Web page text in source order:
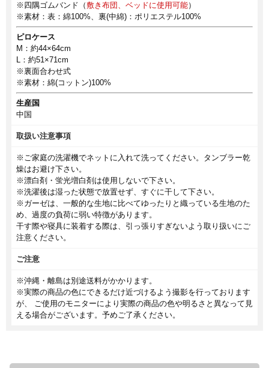
※四隅ゴムバンド（敷き布団、ベッドに使用可能）
※素材：表：綿100%、裏(中綿)：ポリエステル100%
ピロケース
M：約44×64cm
L：約51×71cm
※裏面合わせ式
※素材：綿(コットン)100%
生産国
中国
取扱い注意事項
※ご家庭の洗濯機でネットに入れて洗ってください。タンブラー乾
燥はお避け下さい。
※漂白剤・蛍光増白剤は使用しないで下さい。
※洗濯後は湿った状態で放置せず、すぐに干して下さい。
※ガーゼは、一般的な生地に比べてゆったりと織っている生地のた
め、過度の負荷に弱い特徴があります。
干す際や寝具に装着する際は、引っ張りすぎないよう取り扱いにご
注意ください。
ご注意
※沖縄・離島は別途送料がかかります。
※実際の商品の色にできるだけ近づけるよう撮影を行っております
が、 ご使用のモニターにより実際の商品の色や明るさと異なって見
える場合がございます。予めご了承ください。